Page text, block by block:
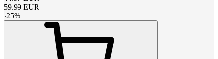
59.99 EUR
-25%